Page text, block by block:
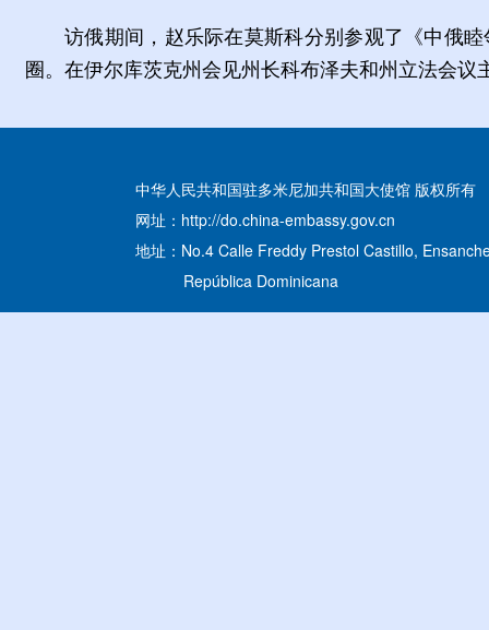
访俄期间，赵乐际在莫斯科分别参观了《中俄
圈。在伊尔库茨克州会见州长科布泽夫和州立法会
中华人民共和国驻多米尼加共和国大使馆 版权所有
网址：http://do.china-embassy.gov.cn
地址：No.4 Calle Freddy Prestol Castillo,
República Dominicana